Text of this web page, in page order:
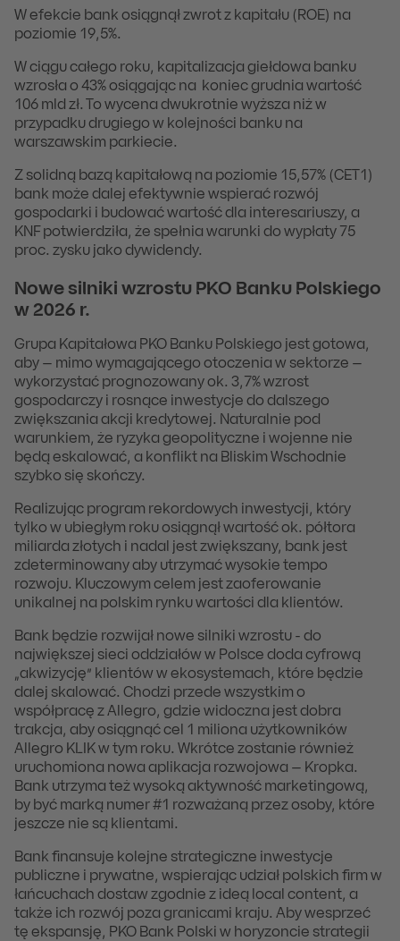
W efekcie bank osiągnął zwrot z kapitału (ROE) na
poziomie 19,5%.
W ciągu całego roku, kapitalizacja giełdowa banku
wzrosła o 43% osiągając na koniec grudnia wartość
106 mld zł. To wycena dwukrotnie wyższa niż w
przypadku drugiego w kolejności banku na
warszawskim parkiecie.
Z solidną bazą kapitałową na poziomie 15,57% (CET1)
bank może dalej efektywnie wspierać rozwój
gospodarki i budować wartość dla interesariuszy, a
KNF potwierdziła, że spełnia warunki do wypłaty 75
proc. zysku jako dywidendy.
Nowe silniki wzrostu PKO Banku Polskiego
w 2026 r.
Grupa Kapitałowa PKO Banku Polskiego jest gotowa,
aby – mimo wymagającego otoczenia w sektorze –
wykorzystać prognozowany ok. 3,7% wzrost
gospodarczy i rosnące inwestycje do dalszego
zwiększania akcji kredytowej. Naturalnie pod
warunkiem, że ryzyka geopolityczne i wojenne nie
będą eskalować, a konflikt na Bliskim Wschodnie
szybko się skończy.
Realizując program rekordowych inwestycji, który
tylko w ubiegłym roku osiągnął wartość ok. półtora
miliarda złotych i nadal jest zwiększany, bank jest
zdeterminowany aby utrzymać wysokie tempo
rozwoju. Kluczowym celem jest zaoferowanie
unikalnej na polskim rynku wartości dla klientów.
Bank będzie rozwijał nowe silniki wzrostu - do
największej sieci oddziałów w Polsce doda cyfrową
„akwizycję” klientów w ekosystemach, które będzie
dalej skalować. Chodzi przede wszystkim o
współpracę z Allegro, gdzie widoczna jest dobra
trakcja, aby osiągnąć cel 1 miliona użytkowników
Allegro KLIK w tym roku. Wkrótce zostanie również
uruchomiona nowa aplikacja rozwojowa – Kropka.
Bank utrzyma też wysoką aktywność marketingową,
by być marką numer #1 rozważaną przez osoby, które
jeszcze nie są klientami.
Bank finansuje kolejne strategiczne inwestycje
publiczne i prywatne, wspierając udział polskich firm w
łańcuchach dostaw zgodnie z ideą local content, a
także ich rozwój poza granicami kraju. Aby wesprzeć
tę ekspansję, PKO Bank Polski w horyzoncie strategii